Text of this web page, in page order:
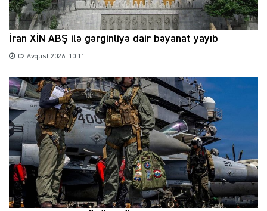
İran XİN ABŞ ilə gərginliyə dair bəyanat yayıb
02 Avqust 2026, 10:11